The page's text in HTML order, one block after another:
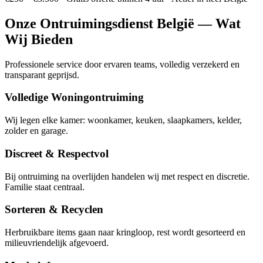
Onze Ontruimingsdienst België — Wat
Wij Bieden
Professionele service door ervaren teams, volledig verzekerd en
transparant geprijsd.
Volledige Woningontruiming
Wij legen elke kamer: woonkamer, keuken, slaapkamers, kelder,
zolder en garage.
Discreet & Respectvol
Bij ontruiming na overlijden handelen wij met respect en discretie.
Familie staat centraal.
Sorteren & Recyclen
Herbruikbare items gaan naar kringloop, rest wordt gesorteerd en
milieuvriendelijk afgevoerd.